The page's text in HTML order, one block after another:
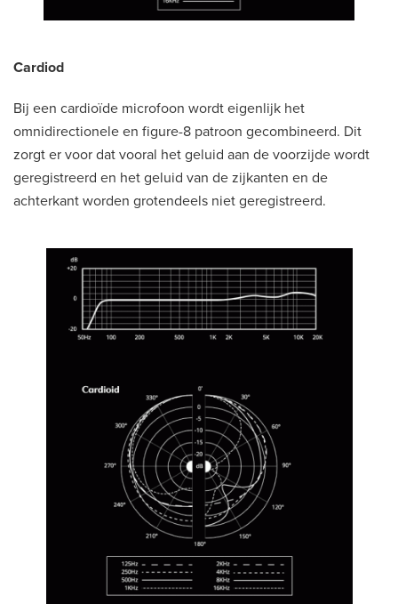
Cardiod
Bij een cardioïde microfoon wordt eigenlijk het
omnidirectionele en figure-8 patroon gecombineerd. Dit
zorgt er voor dat vooral het geluid aan de voorzijde wordt
geregistreerd en het geluid van de zijkanten en de
achterkant worden grotendeels niet geregistreerd.